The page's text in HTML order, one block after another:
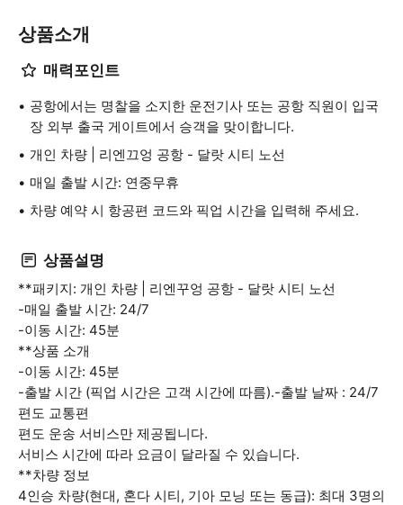
상품소개
매력포인트
공항에서는 명찰을 소지한 운전기사 또는 공항 직원이 입국
장 외부 출국 게이트에서 승객을 맞이합니다.
개인 차량 | 리엔끄엉 공항 - 달랏 시티 노선
매일 출발 시간: 연중무휴
차량 예약 시 항공편 코드와 픽업 시간을 입력해 주세요.
상품설명
**패키지: 개인 차량 | 리엔꾸엉 공항 - 달랏 시티 노선
-매일 출발 시간: 24/7
-이동 시간: 45분
**상품 소개
-이동 시간: 45분
-출발 시간 (픽업 시간은 고객 시간에 따름).-출발 날짜 : 24/7
편도 교통편
편도 운송 서비스만 제공됩니다.
서비스 시간에 따라 요금이 달라질 수 있습니다.
**차량 정보
4인승 차량(현대, 혼다 시티, 기아 모닝 또는 동급): 최대 3명의